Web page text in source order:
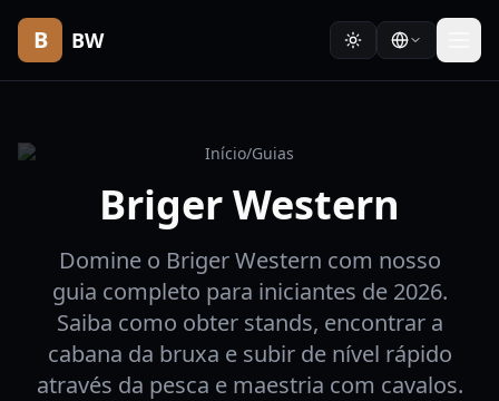
B BW
Início/Guias
Briger Western
Domine o Briger Western com nosso
guia completo para iniciantes de 2026.
Saiba como obter stands, encontrar a
cabana da bruxa e subir de nível rápido
através da pesca e maestria com cavalos.